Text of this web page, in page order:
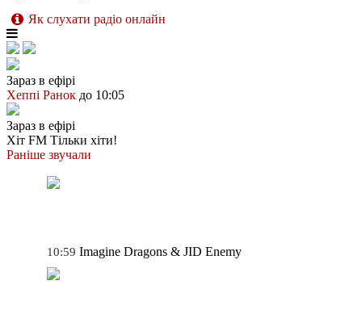
Як слухати радіо онлайн
Зараз в ефірі
Хеппі Ранок до 10:05
Зараз в ефірі
Хіт FM Тільки хіти!
Раніше звучали
10:59 Imagine Dragons & JID Enemy